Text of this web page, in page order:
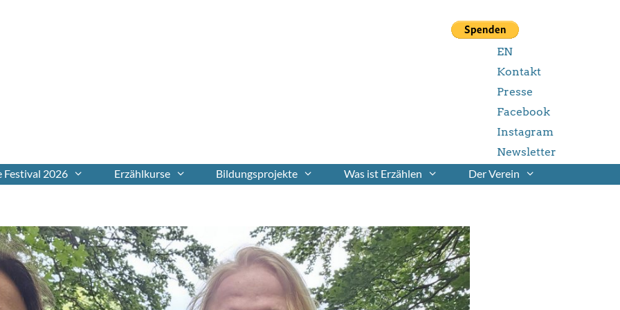
EN
Kontakt
Presse
Facebook
Instagram
Newsletter
Festival 2026 Erzählkurse Bildungsprojekte Was ist Erzählen Der Verein